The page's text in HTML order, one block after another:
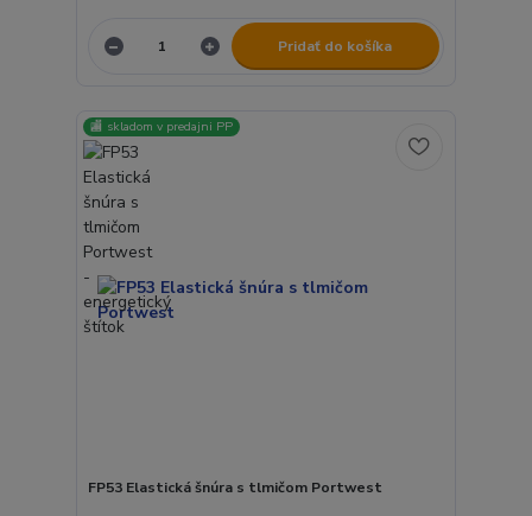
Pridať do košíka
🏬 skladom v predajni PP
FP53 Elastická šnúra s tlmičom Portwest